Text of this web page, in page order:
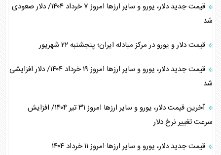
قیمت جدید دلار، یورو و سایر ارز‌ها امروز ۷ خرداد ۱۴۰۴/ دلار صعودی
شد
قیمت دلار و یورو در مرکز مبادله ایران؛ پنجشنبه ۲۲ شهریور
قیمت جدید دلار، یورو و سایر ارز‌ها امروز ۱۹ خرداد ۱۴۰۴/ دلار افزایشی
شد
آخرین قیمت دلار، یورو و سایر ارز‌ها امروز ۳۱ تیر ۱۴۰۴/ افزایش
سرعت تغییر نرخ دلار
قیمت جدید دلار، یورو و سایر ارز‌ها امروز ۱۱ خرداد ۱۴۰۴